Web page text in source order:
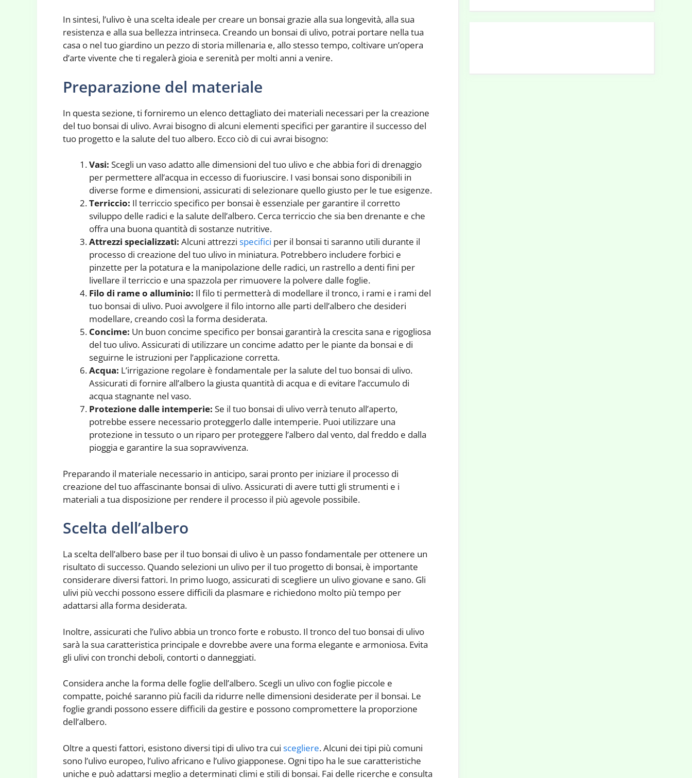
In sintesi, l’ulivo è una scelta ideale per creare un bonsai grazie alla sua longevità, alla sua
resistenza e alla sua bellezza intrinseca. Creando un bonsai di ulivo, potrai portare nella tua
casa o nel tuo giardino un pezzo di storia millenaria e, allo stesso tempo, coltivare un’opera
d’arte vivente che ti regalerà gioia e serenità per molti anni a venire.
Preparazione del materiale
In questa sezione, ti forniremo un elenco dettagliato dei materiali necessari per la creazione
del tuo bonsai di ulivo. Avrai bisogno di alcuni elementi specifici per garantire il successo del
tuo progetto e la salute del tuo albero. Ecco ciò di cui avrai bisogno:
Vasi: Scegli un vaso adatto alle dimensioni del tuo ulivo e che abbia fori di drenaggio
per permettere all’acqua in eccesso di fuoriuscire. I vasi bonsai sono disponibili in
diverse forme e dimensioni, assicurati di selezionare quello giusto per le tue esigenze.
Terriccio: Il terriccio specifico per bonsai è essenziale per garantire il corretto
sviluppo delle radici e la salute dell’albero. Cerca terriccio che sia ben drenante e che
offra una buona quantità di sostanze nutritive.
Attrezzi specializzati: Alcuni attrezzi specifici per il bonsai ti saranno utili durante il
processo di creazione del tuo ulivo in miniatura. Potrebbero includere forbici e
pinzette per la potatura e la manipolazione delle radici, un rastrello a denti fini per
livellare il terriccio e una spazzola per rimuovere la polvere dalle foglie.
Filo di rame o alluminio: Il filo ti permetterà di modellare il tronco, i rami e i rami del
tuo bonsai di ulivo. Puoi avvolgere il filo intorno alle parti dell’albero che desideri
modellare, creando così la forma desiderata.
Concime: Un buon concime specifico per bonsai garantirà la crescita sana e rigogliosa
del tuo ulivo. Assicurati di utilizzare un concime adatto per le piante da bonsai e di
seguirne le istruzioni per l’applicazione corretta.
Acqua: L’irrigazione regolare è fondamentale per la salute del tuo bonsai di ulivo.
Assicurati di fornire all’albero la giusta quantità di acqua e di evitare l’accumulo di
acqua stagnante nel vaso.
Protezione dalle intemperie: Se il tuo bonsai di ulivo verrà tenuto all’aperto,
potrebbe essere necessario proteggerlo dalle intemperie. Puoi utilizzare una
protezione in tessuto o un riparo per proteggere l’albero dal vento, dal freddo e dalla
pioggia e garantire la sua sopravvivenza.
Preparando il materiale necessario in anticipo, sarai pronto per iniziare il processo di
creazione del tuo affascinante bonsai di ulivo. Assicurati di avere tutti gli strumenti e i
materiali a tua disposizione per rendere il processo il più agevole possibile.
Scelta dell’albero
La scelta dell’albero base per il tuo bonsai di ulivo è un passo fondamentale per ottenere un
risultato di successo. Quando selezioni un ulivo per il tuo progetto di bonsai, è importante
considerare diversi fattori. In primo luogo, assicurati di scegliere un ulivo giovane e sano. Gli
ulivi più vecchi possono essere difficili da plasmare e richiedono molto più tempo per
adattarsi alla forma desiderata.
Inoltre, assicurati che l’ulivo abbia un tronco forte e robusto. Il tronco del tuo bonsai di ulivo
sarà la sua caratteristica principale e dovrebbe avere una forma elegante e armoniosa. Evita
gli ulivi con tronchi deboli, contorti o danneggiati.
Considera anche la forma delle foglie dell’albero. Scegli un ulivo con foglie piccole e
compatte, poiché saranno più facili da ridurre nelle dimensioni desiderate per il bonsai. Le
foglie grandi possono essere difficili da gestire e possono compromettere la proporzione
dell’albero.
Oltre a questi fattori, esistono diversi tipi di ulivo tra cui scegliere. Alcuni dei tipi più comuni
sono l’ulivo europeo, l’ulivo africano e l’ulivo giapponese. Ogni tipo ha le sue caratteristiche
uniche e può adattarsi meglio a determinati climi e stili di bonsai. Fai delle ricerche e consulta